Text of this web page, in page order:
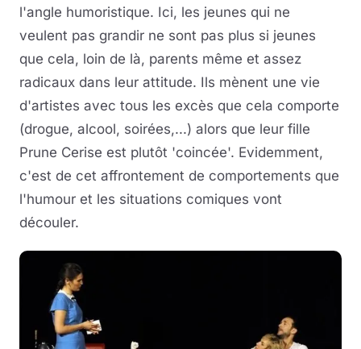
l'angle humoristique. Ici, les jeunes qui ne
veulent pas grandir ne sont pas plus si jeunes
que cela, loin de là, parents même et assez
radicaux dans leur attitude. Ils mènent une vie
d'artistes avec tous les excès que cela comporte
(drogue, alcool, soirées,...) alors que leur fille
Prune Cerise est plutôt 'coincée'. Evidemment,
c'est de cet affrontement de comportements que
l'humour et les situations comiques vont
découler.